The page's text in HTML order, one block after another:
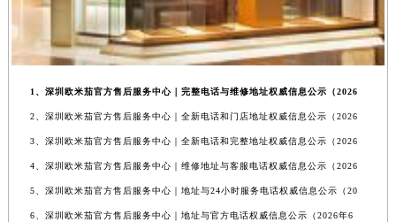
1、深圳欧米茄官方售后服务中心｜完整电话与维修地址权威信息公示（2026
2、深圳欧米茄官方售后服务中心｜全新电话和门店地址权威信息公示（2026
3、深圳欧米茄官方售后服务中心｜全新电话和完整地址权威信息公示（2026
4、深圳欧米茄官方售后服务中心｜维修地址与客服电话权威信息公示（2026
5、深圳欧米茄官方售后服务中心｜地址与24小时服务电话权威信息公示（20
6、深圳欧米茄官方售后服务中心｜地址与官方电话权威信息公示（2026年6